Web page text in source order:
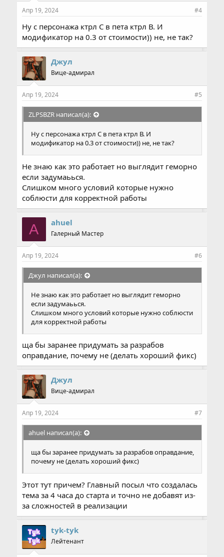
Апр 19, 2024 #4
Ну с персонажа ктрл С в пета ктрл В. И
модификатор на 0.3 от стоимости)) не, не так?
Джул
Вице-адмирал
Апр 19, 2024 #5
ZLPSBZR написал(а):
Ну с персонажа ктрл С в пета ктрл В. И
модификатор на 0.3 от стоимости)) не, не так?
Не знаю как это работает но выглядит геморно
если задумаьься.
Слишком много условий которые нужно
соблюсти для корректной работы
A ahuel
Галерный Мастер
Апр 19, 2024 #6
Джул написал(а):
Не знаю как это работает но выглядит геморно
если задумаьься.
Слишком много условий которые нужно соблюсти
для корректной работы
ща бы заранее придумать за разрабов
оправдание, почему не (делать хороший фикс)
Джул
Вице-адмирал
Апр 19, 2024 #7
ahuel написал(а):
ща бы заранее придумать за разрабов оправдание,
почему не (делать хороший фикс)
Этот тут причем? Главный посыл что создалась
тема за 4 часа до старта и точно не добавят из-
за сложностей в реализации
tyk-tyk
Лейтенант